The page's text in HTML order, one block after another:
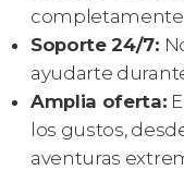
completamente
Soporte 24/7:
ayudarte
Amplia oferta:
los gustos,
aventuras